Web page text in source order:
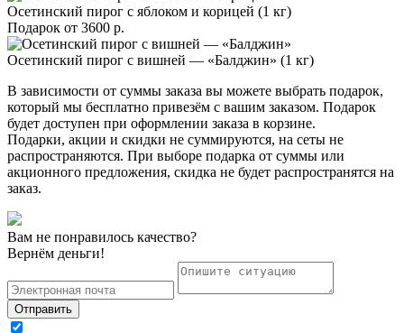
Осетинский пирог с яблоком и корицей (1 кг)
Подарок от 3600 р.
Осетинский пирог с вишней — «Балджин» (1 кг)
В зависимости от суммы заказа вы можете выбрать подарок,
который мы бесплатно привезём с вашим заказом. Подарок
будет доступен при оформлении заказа в корзине.
Подарки, акции и скидки не суммируются, на сеты не
распространяются. При выборе подарка от суммы или
акционного предложения, скидка не будет распространятся на
заказ.
Вам не понравилось качество?
Вернём деньги!
Отправить